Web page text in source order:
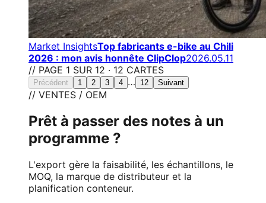
Market InsightsTop fabricants e-bike au Chili
2026 : mon avis honnête ClipClop2026.05.11
// PAGE 1 SUR 12 · 12 CARTES
Précédent 1 2 3 4 … 12 Suivant
// VENTES / OEM
Prêt à passer des notes à un
programme ?
L'export gère la faisabilité, les échantillons, le
MOQ, la marque de distributeur et la
planification conteneur.